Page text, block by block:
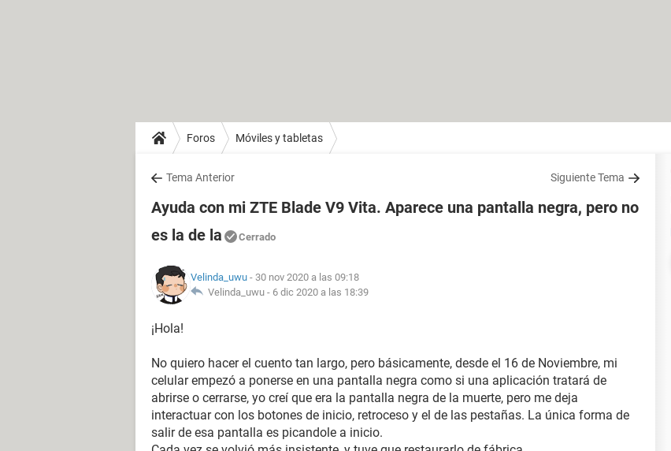
Foros Móviles y tabletas
Tema Anterior Siguiente Tema
Ayuda con mi ZTE Blade V9 Vita. Aparece una pantalla negra, pero no
es la de la
Cerrado
Velinda_uwu - 30 nov 2020 a las 09:18
Velinda_uwu - 6 dic 2020 a las 18:39
¡Hola!
No quiero hacer el cuento tan largo, pero básicamente, desde el 16 de Noviembre, mi
celular empezó a ponerse en una pantalla negra como si una aplicación tratará de
abrirse o cerrarse, yo creí que era la pantalla negra de la muerte, pero me deja
interactuar con los botones de inicio, retroceso y el de las pestañas. La única forma de
salir de esa pantalla es picandole a inicio.